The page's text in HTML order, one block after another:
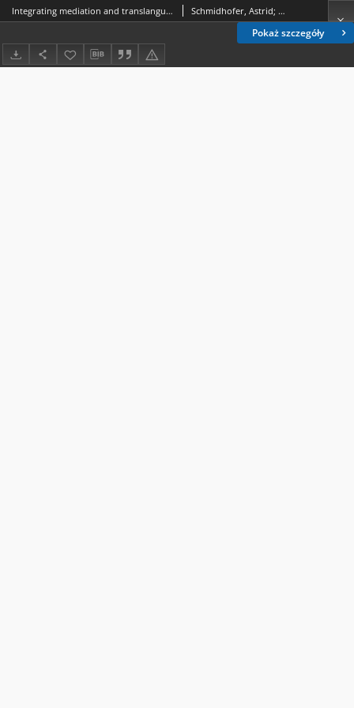
Pokaż szczegóły
Integrating mediation and translanguaging into TI-Oriented Language Learning and Teaching (TILLT) Schmidhofer, Astrid; Cerezo Herrero, Enrique; Koletnik, Melita